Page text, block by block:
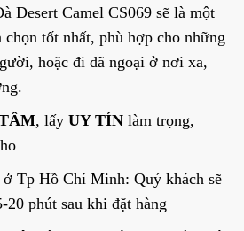
Desert Camel CS069 sẽ là một
tốt nhất, phù hợp cho những
hoặc đi dã ngoại ở nơi xa,
, lấy UY TÍNlàm trọng,
ở Tp Hồ Chí Minh: Quý khách sẽ
20 phút sau khi đặt hàng